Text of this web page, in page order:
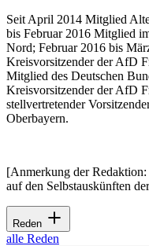
Seit April 2014 Mitglied
bis Februar 2016 Mitglied
Nord; Februar 2016 bis
Kreisvorsitzender der AfD
Mitglied des Deutschen
Kreisvorsitzender der AfD
stellvertretender
Oberbayern.
[Anmerkung der
auf den Selbstauskünften
Reden
alle Reden